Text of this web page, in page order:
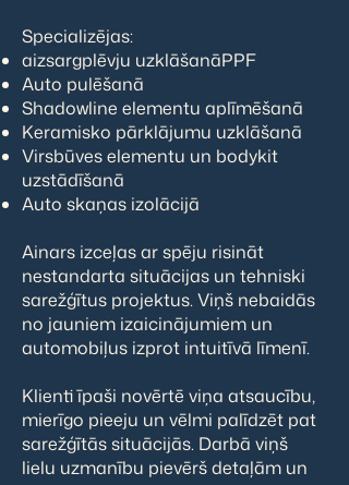
Specializējas:
aizsargplēvju uzklāšanāPPF
Auto pulēšanā
Shadowline elementu aplīmēšanā
Keramisko pārklājumu uzklāšanā
Virsbūves elementu un bodykit
uzstādīšanā
Auto skaņas izolācijā
Ainars izceļas ar spēju risināt
nestandarta situācijas un tehniski
sarežģītus projektus. Viņš nebaidās
no jauniem izaicinājumiem un
automobiļus izprot intuitīvā līmenī.
Klienti īpaši novērtē viņa atsaucību,
mierīgo pieeju un vēlmi palīdzēt pat
sarežģītās situācijās. Darbā viņš
lielu uzmanību pievērš detaļām un